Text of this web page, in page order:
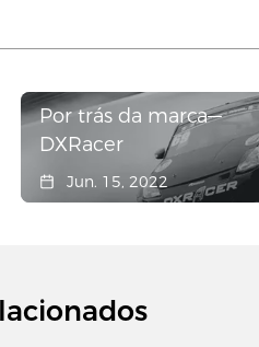
Por trás da marca—
DXRacer
Jun. 15, 2022